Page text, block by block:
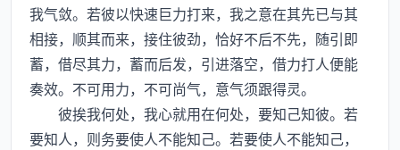
我气敛。若彼以快速巨力打来，我之意在其先已与其
相接，顺其而来，接住彼劲，恰好不后不先，随引即
蓄，借尽其力，蓄而后发，引进落空，借力打人便能
奏效。不可用力，不可尚气，意气须跟得灵。
彼挨我何处，我心就用在何处，要知己知彼。若
要知人，则务要使人不能知己。若要使人不能知己，